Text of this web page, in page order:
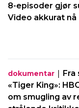
8-episoder gjør
Video akkurat nå
dokumentar | Fra
«Tiger King»:
om smugling av